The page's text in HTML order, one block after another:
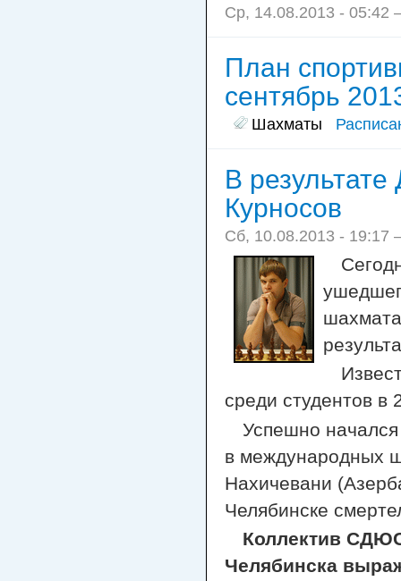
Ср, 14.08.2013 -
План
сентябрь
Шахматы
В
Курносов
Сб, 10.08.2013 -
среди студентов в
Успешно
в международных
Нахичевани
Челябинске
Коллектив
Челябинска